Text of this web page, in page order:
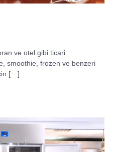
ve otel gibi ticari
smoothie, frozen ve benzeri
[…]